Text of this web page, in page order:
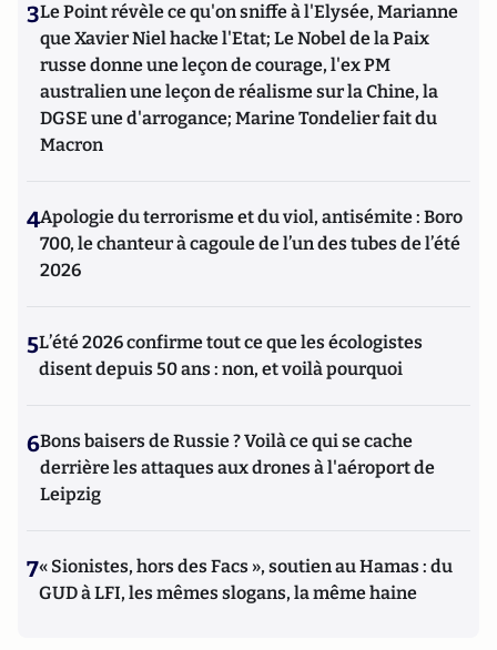
3Le Point révèle ce qu'on sniffe à l'Elysée, Marianne
que Xavier Niel hacke l'Etat; Le Nobel de la Paix
russe donne une leçon de courage, l'ex PM
australien une leçon de réalisme sur la Chine, la
DGSE une d'arrogance; Marine Tondelier fait du
Macron
4Apologie du terrorisme et du viol, antisémite : Boro
700, le chanteur à cagoule de l’un des tubes de l’été
2026
5L’été 2026 confirme tout ce que les écologistes
disent depuis 50 ans : non, et voilà pourquoi
6Bons baisers de Russie ? Voilà ce qui se cache
derrière les attaques aux drones à l'aéroport de
Leipzig
7« Sionistes, hors des Facs », soutien au Hamas : du
GUD à LFI, les mêmes slogans, la même haine